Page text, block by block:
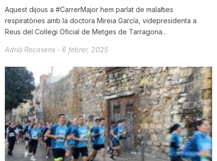
Aquest dijous a #CarrerMajor hem parlat de malalties
respiratòries amb la doctora Mireia García, videpresidenta a
Reus del Col·legi Oficial de Metges de Tarragona...
Adrià Recasens - 6 febrer, 2025